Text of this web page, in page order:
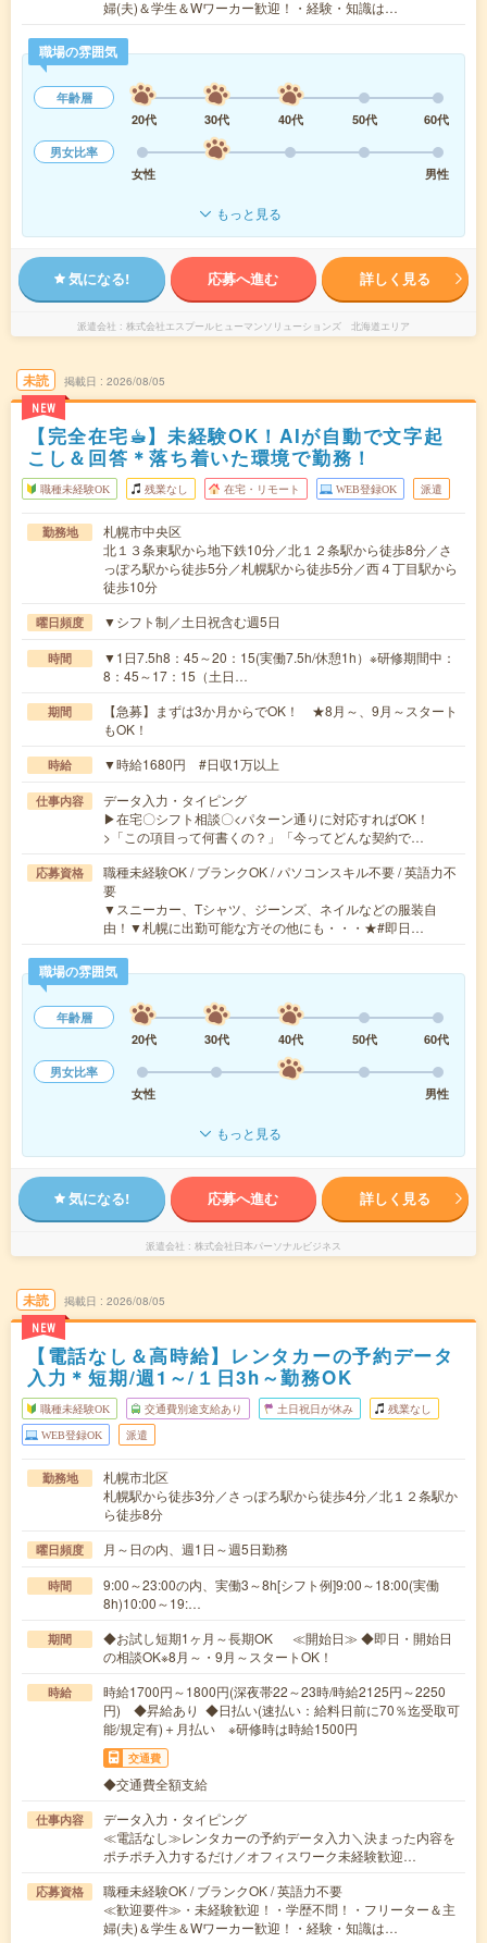
婦(夫)＆学生＆Wワーカー歓迎！・経験・知識は…
職場の雰囲気
年齢層
20代
30代 40代 50代
60代
男女比率
女性
男性
もっと見る
気になる! 応募へ進む 詳しく見る
派遣会社 株式会社エスプールヒューマンソリューションズ 北海道エリア
未読
NEW
掲載日 2026/08/05
【完全在宅☕︎】未経験OK！AIが自動で文字起
こし＆回答＊落ち着いた環境で勤務！
職種未経験OK 残業なし 在宅・リモート WEB登録OK 派遣
勤務地
札幌市中央区
北１３条東駅から地下鉄10分／北１２条駅から徒歩8分／さ
っぽろ駅から徒歩5分／札幌駅から徒歩5分／西４丁目駅から
徒歩10分
曜日頻度 ▼シフト制／土日祝含む週5日
時間
▼1日7.5h8：45～20：15(実働7.5h/休憩1h）※研修期間中：
8：45～17：15（土日…
期間
【急募】まずは3か月からでOK！ ★8月～、9月～スタート
もOK！
時給 ▼時給1680円 #日収1万以上
仕事内容
データ入力・タイピング
▶在宅〇シフト相談〇<パターン通りに対応すればOK！
>「この項目って何書くの？」「今ってどんな契約で…
応募資格
職種未経験OK / ブランクOK / パソコンスキル不要 / 英語力不
要
▼スニーカー、Tシャツ、ジーンズ、ネイルなどの服装自
由！▼札幌に出勤可能な方その他にも・・・★#即日…
職場の雰囲気
年齢層
20代
30代 40代 50代
60代
男女比率
女性
男性
もっと見る
気になる! 応募へ進む 詳しく見る
派遣会社 株式会社日本パーソナルビジネス
未読
NEW
掲載日 2026/08/05
【電話なし＆高時給】レンタカーの予約データ
入力＊短期/週1～/１日3h～勤務OK
職種未経験OK 交通費別途支給あり 土日祝日が休み 残業なし
WEB登録OK 派遣
勤務地
札幌市北区
札幌駅から徒歩3分／さっぽろ駅から徒歩4分／北１２条駅か
ら徒歩8分
曜日頻度 月～日の内、週1日～週5日勤務
時間
9:00～23:00の内、実働3～8h[シフト例]9:00～18:00(実働
8h)10:00～19:…
期間
◆お試し短期1ヶ月～長期OK ≪開始日≫ ◆即日・開始日
の相談OK※8月～・9月～スタートOK！
時給
時給1700円～1800円(深夜帯22～23時/時給2125円～2250
円) ◆昇給あり ◆日払い(速払い：給料日前に70％迄受取可
能/規定有)＋月払い ※研修時は時給1500円
交通費
◆交通費全額支給
仕事内容
データ入力・タイピング
≪電話なし≫レンタカーの予約データ入力＼決まった内容を
ポチポチ入力するだけ／オフィスワーク未経験歓迎…
応募資格
職種未経験OK / ブランクOK / 英語力不要
≪歓迎要件≫・未経験歓迎！・学歴不問！・フリーター＆主
婦(夫)＆学生＆Wワーカー歓迎！・経験・知識は…